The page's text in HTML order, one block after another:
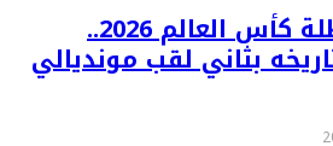
عاجل | إسبانيا بطلة كأس العالم 2026..
بثاني لقب مونديالي